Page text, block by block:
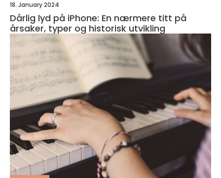
18. January 2024
Dårlig lyd på iPhone: En nærmere titt på
årsaker, typer og historisk utvikling